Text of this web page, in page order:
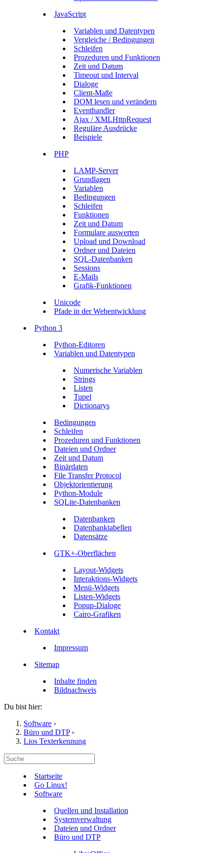
JavaScript
Variablen und Datentypen
Vergleiche / Bedingungen
Schleifen
Prozeduren und Funktionen
Zeit und Datum
Timeout und Interval
Dialoge
Client-Maße
DOM lesen und verändern
Eventhandler
Ajax / XMLHttpRequest
Reguläre Ausdrücke
Beispiele
PHP
LAMP-Server
Grundlagen
Variablen
Bedingungen
Schleifen
Funktionen
Zeit und Datum
Formulare auswerten
Upload und Download
Ordner und Dateien
SQL-Datenbanken
Sessions
E-Mails
Grafik-Funktionen
Unicode
Pfade in der Webentwicklung
Python 3
Python-Editoren
Variablen und Datentypen
Numerische Variablen
Strings
Listen
Tupel
Dictionarys
Bedingungen
Schleifen
Prozeduren und Funktionen
Dateien und Ordner
Zeit und Datum
Binärdaten
File Transfer Protocol
Objektorientierung
Python-Module
SQLite-Datenbanken
Datenbanken
Datenbanktabellen
Datensätze
GTK+-Oberflächen
Layout-Widgets
Interaktions-Widgets
Menü-Widgets
Listen-Widgets
Popup-Dialoge
Cairo-Grafiken
Kontakt
Impressum
Sitemap
Inhalte finden
Bildnachweis
Du bist hier:
Software ›
Büro und DTP ›
Lios Texterkennung
Startseite
Go Linux!
Software
Quellen und Installation
Systemverwaltung
Dateien und Ordner
Büro und DTP